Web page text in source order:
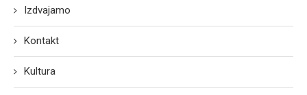
Izdvajamo
Kontakt
Kultura